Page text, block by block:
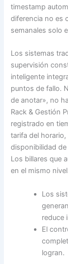
timestamp
diferencia no es
semanales solo
Los sistemas
supervisión
inteligente
puntos de fallo.
de anotar», no
Rack & Gestión
registrado en
tarifa del
disponibilidad
Los billares que
en el mismo
Los
reduce
El
logran.